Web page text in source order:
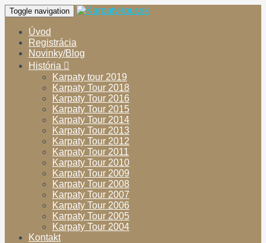
Toggle navigation
Úvod
Registrácia
Novinky/Blog
História
Karpaty tour 2019
Karpaty Tour 2018
Karpaty Tour 2016
Karpaty Tour 2015
Karpaty Tour 2014
Karpaty Tour 2013
Karpaty Tour 2012
Karpaty Tour 2011
Karpaty Tour 2010
Karpaty Tour 2009
Karpaty Tour 2008
Karpaty Tour 2007
Karpaty Tour 2006
Karpaty Tour 2005
Karpaty Tour 2004
Kontakt